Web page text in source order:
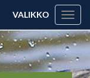
VALIKKO